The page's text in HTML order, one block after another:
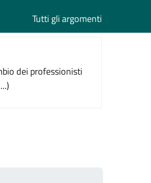
Tutti gli argomenti
dei professionisti